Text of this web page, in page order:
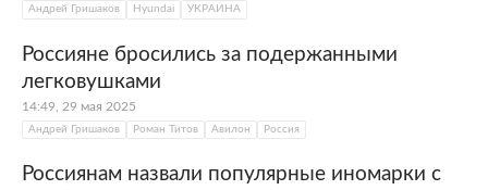
Андрей Гришаков Hyundai УКРАИНА
Россияне бросились за подержанными
легковушками
14:49, 29 мая 2025
Андрей Гришаков Роман Титов Авилон Россия
Россиянам назвали популярные иномарки с